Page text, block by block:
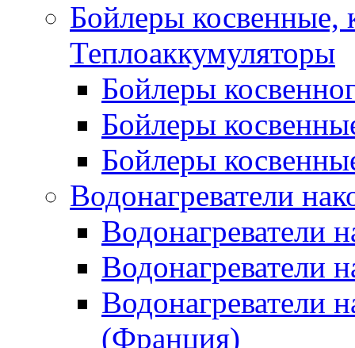
Бойлеры косвенные,
Теплоаккумуляторы
Бойлеры
Бойлеры
Бойлеры
Водонагреватели
Водонагреватели
Водонагреватели
Водонагреватели
(Франция)